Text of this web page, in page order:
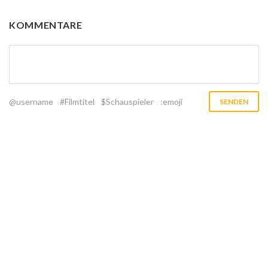
KOMMENTARE
@username #Filmtitel $Schauspieler :emoji